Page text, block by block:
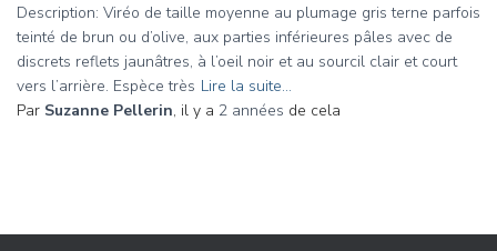
Description: Viréo de taille moyenne au plumage gris terne parfois
teinté de brun ou d’olive, aux parties inférieures pâles avec de
discrets reflets jaunâtres, à l’oeil noir et au sourcil clair et court
vers l’arrière. Espèce très Lire la suite…
Par Suzanne Pellerin, il y a 2 années de cela